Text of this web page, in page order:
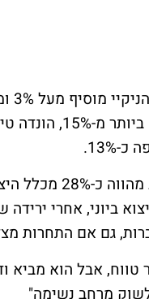
התגובה הזו לא
טווח, אבל הוא
מרחב נשימה"